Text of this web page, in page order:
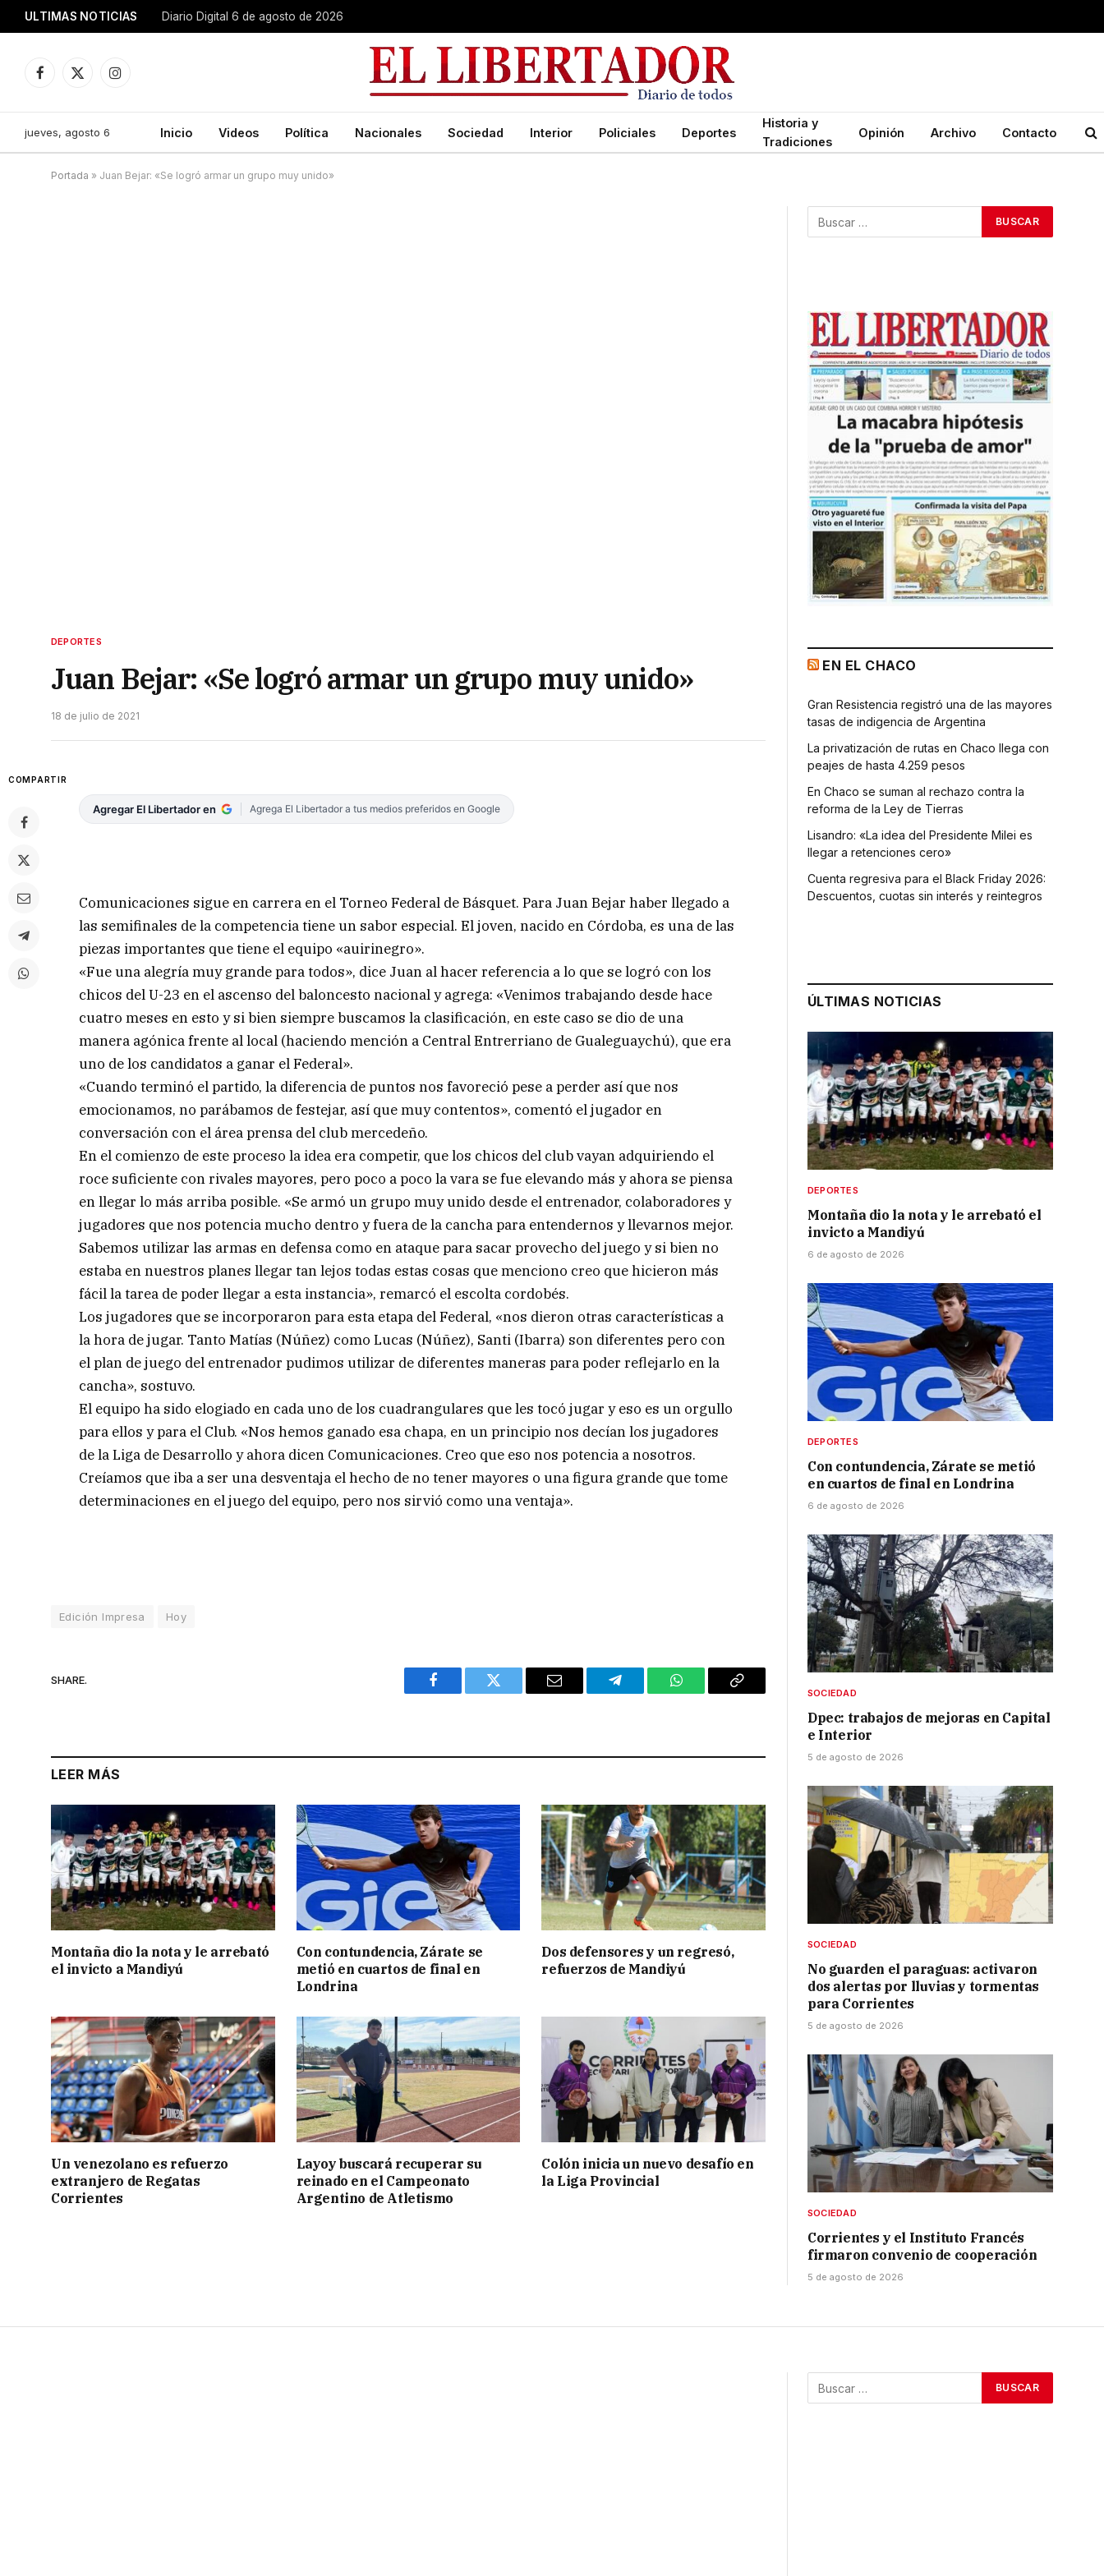
ULTIMAS NOTICIAS Diario Digital 6 de agosto de 2026
Facebook
X
Instagram
jueves, agosto 6 Inicio Videos Política Nacionales Sociedad Interior Policiales Deportes
Historia y
Tradiciones
Opinión Archivo Contacto
Portada » Juan Bejar: «Se logró armar un grupo muy unido»
DEPORTES
Juan Bejar: «Se logró armar un grupo muy unido»
18 de julio de 2021
COMPARTIR
Agregar El Libertador en Agrega El Libertador a tus medios preferidos en Google
Comunicaciones sigue en carrera en el Torneo Federal de Básquet. Para Juan Bejar haber llegado a
las semifinales de la competencia tiene un sabor especial. El joven, nacido en Córdoba, es una de las
piezas importantes que tiene el equipo «auirinegro».
«Fue una alegría muy grande para todos», dice Juan al hacer referencia a lo que se logró con los
chicos del U-23 en el ascenso del baloncesto nacional y agrega: «Venimos trabajando desde hace
cuatro meses en esto y si bien siempre buscamos la clasificación, en este caso se dio de una
manera agónica frente al local (haciendo mención a Central Entrerriano de Gualeguaychú), que era
uno de los candidatos a ganar el Federal».
«Cuando terminó el partido, la diferencia de puntos nos favoreció pese a perder así que nos
emocionamos, no parábamos de festejar, así que muy contentos», comentó el jugador en
conversación con el área prensa del club mercedeño.
En el comienzo de este proceso la idea era competir, que los chicos del club vayan adquiriendo el
roce suficiente con rivales mayores, pero poco a poco la vara se fue elevando más y ahora se piensa
en llegar lo más arriba posible. «Se armó un grupo muy unido desde el entrenador, colaboradores y
jugadores que nos potencia mucho dentro y fuera de la cancha para entendernos y llevarnos mejor.
Sabemos utilizar las armas en defensa como en ataque para sacar provecho del juego y si bien no
estaba en nuestros planes llegar tan lejos todas estas cosas que menciono creo que hicieron más
fácil la tarea de poder llegar a esta instancia», remarcó el escolta cordobés.
Los jugadores que se incorporaron para esta etapa del Federal, «nos dieron otras características a
la hora de jugar. Tanto Matías (Núñez) como Lucas (Núñez), Santi (Ibarra) son diferentes pero con
el plan de juego del entrenador pudimos utilizar de diferentes maneras para poder reflejarlo en la
cancha», sostuvo.
El equipo ha sido elogiado en cada uno de los cuadrangulares que les tocó jugar y eso es un orgullo
para ellos y para el Club. «Nos hemos ganado esa chapa, en un principio nos decían los jugadores
de la Liga de Desarrollo y ahora dicen Comunicaciones. Creo que eso nos potencia a nosotros.
Creíamos que iba a ser una desventaja el hecho de no tener mayores o una figura grande que tome
determinaciones en el juego del equipo, pero nos sirvió como una ventaja».
Edición Impresa Hoy
SHARE.
Facebook Twitter Email Telegram WhatsAppCopy
LEER MÁS
Montaña dio la nota y le arrebató
el invicto a Mandiyú
Con contundencia, Zárate se
metió en cuartos de final en
Londrina
Dos defensores y un regresó,
refuerzos de Mandiyú
Un venezolano es refuerzo
extranjero de Regatas
Corrientes
Layoy buscará recuperar su
reinado en el Campeonato
Argentino de Atletismo
Colón inicia un nuevo desafío en
la Liga Provincial
EN EL CHACO
Gran Resistencia registró una de las mayores
tasas de indigencia de Argentina
La privatización de rutas en Chaco llega con
peajes de hasta 4.259 pesos
En Chaco se suman al rechazo contra la
reforma de la Ley de Tierras
Lisandro: «La idea del Presidente Milei es
llegar a retenciones cero»
Cuenta regresiva para el Black Friday 2026:
Descuentos, cuotas sin interés y reintegros
ÚLTIMAS NOTICIAS
DEPORTES
Montaña dio la nota y le arrebató el
invicto a Mandiyú
6 de agosto de 2026
DEPORTES
Con contundencia, Zárate se metió
en cuartos de final en Londrina
6 de agosto de 2026
SOCIEDAD
Dpec: trabajos de mejoras en Capital
e Interior
5 de agosto de 2026
SOCIEDAD
No guarden el paraguas: activaron
dos alertas por lluvias y tormentas
para Corrientes
5 de agosto de 2026
SOCIEDAD
Corrientes y el Instituto Francés
firmaron convenio de cooperación
5 de agosto de 2026